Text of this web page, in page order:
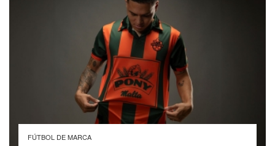
FÚTBOL DE MARCA